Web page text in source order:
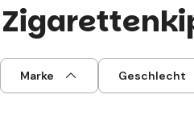
Marke Geschlecht